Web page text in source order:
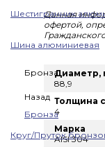
Шестигранник
Шина алюминиевая
Бронза
Назад
Бронза
Круг/Пруток
Данная
офертой,
Диаметр,
88,9
Толщина
4
Марка
AISI 304